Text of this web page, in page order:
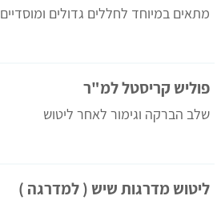
מתאים במיוחד לחללים גדולים ומוסדיים
פוליש קריסטל למ"ר
שלב הברקה וגימור לאחר ליטוש
ליטוש מדרגות שיש ( למדרגה )